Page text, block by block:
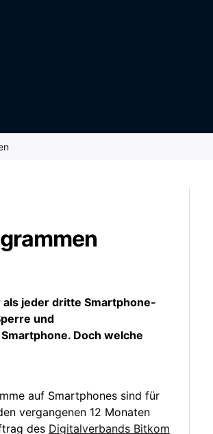
als jeder dritte Smartphone-
und
Doch welche
auf Smartphones sind für
vergangenen 12 Monaten
des Digitalverbands Bitkom